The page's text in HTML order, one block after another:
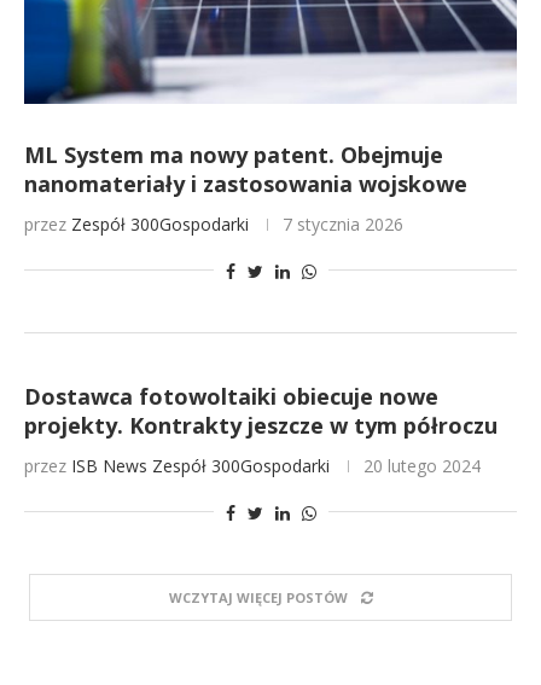
ML System ma nowy patent. Obejmuje
nanomateriały i zastosowania wojskowe
przez Zespół 300Gospodarki 7 stycznia 2026
Dostawca fotowoltaiki obiecuje nowe
projekty. Kontrakty jeszcze w tym półroczu
przez ISB News Zespół 300Gospodarki 20 lutego 2024
WCZYTAJ WIĘCEJ POSTÓW